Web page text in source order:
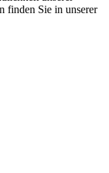
finden Sie in unserer